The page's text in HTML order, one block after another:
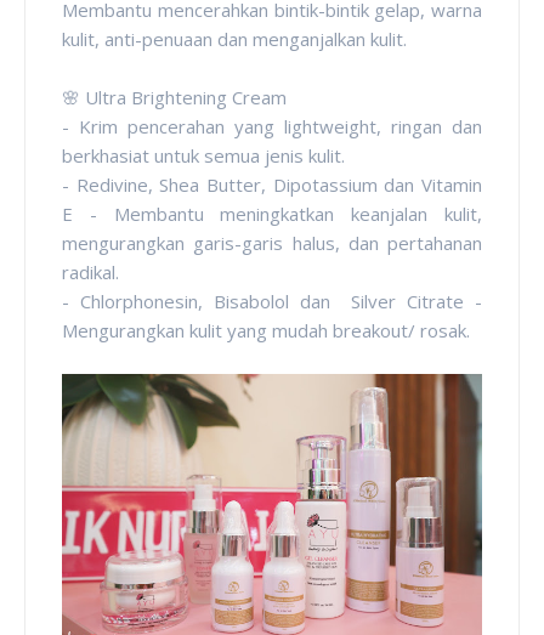
Membantu mencerahkan bintik-bintik gelap, warna
kulit, anti-penuaan dan menganjalkan kulit.
🌸 Ultra Brightening Cream
- Krim pencerahan yang lightweight, ringan dan
berkhasiat untuk semua jenis kulit.
- Redivine, Shea Butter, Dipotassium dan Vitamin
E - Membantu meningkatkan keanjalan kulit,
mengurangkan garis-garis halus, dan pertahanan
radikal.
- Chlorphonesin, Bisabolol dan Silver Citrate -
Mengurangkan kulit yang mudah breakout/ rosak.